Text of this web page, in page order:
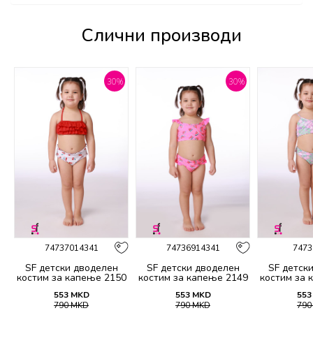
Слични производи
30%
74737014341
SF детски дводелен
костим за капење 2150
553 MKD
790MKD
30%
74736914341
SF детски дводелен
костим за капење 2149
553 MKD
790MKD
SF
костим за
553
790